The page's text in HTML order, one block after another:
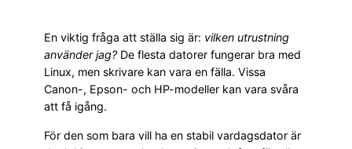
En viktig fråga att ställa sig är: vilken utrustning
använder jag?De flesta datorer fungerar bra med
Linux, men skrivare kan vara en fälla. Vissa
Canon-, Epson- och HP-modeller kan vara svåra
att få igång.
För den som bara vill ha en stabil vardagsdator är